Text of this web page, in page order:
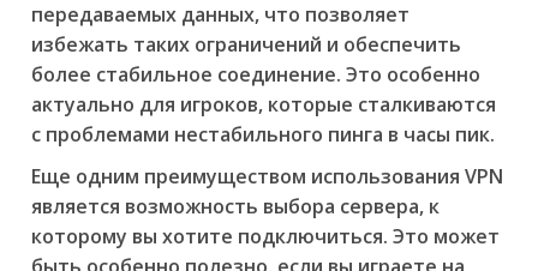
передаваемых данных, что позволяет
избежать таких ограничений и обеспечить
более стабильное соединение. Это особенно
актуально для игроков, которые сталкиваются
с проблемами нестабильного пинга в часы пик.
Еще одним преимуществом использования VPN
является возможность выбора сервера, к
которому вы хотите подключиться. Это может